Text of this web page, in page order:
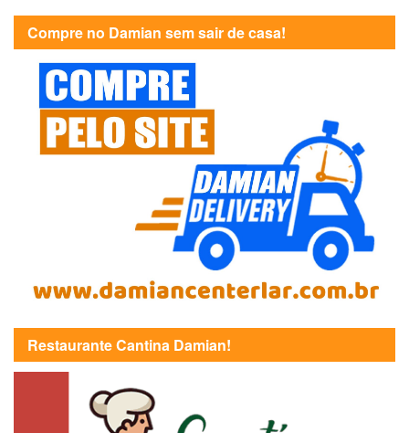
Compre no Damian sem sair de casa!
Restaurante Cantina Damian!